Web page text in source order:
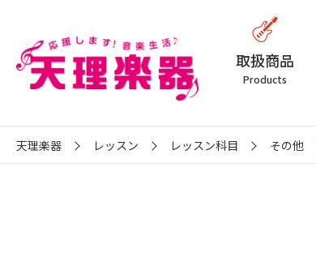
取扱商品
Products
天理楽器 レッスン レッスン科目 その他